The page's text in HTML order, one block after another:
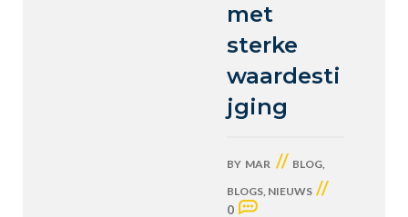
met
sterke
waardesti
jging
BY MAR // BLOG,
BLOGS, NIEUWS //
0